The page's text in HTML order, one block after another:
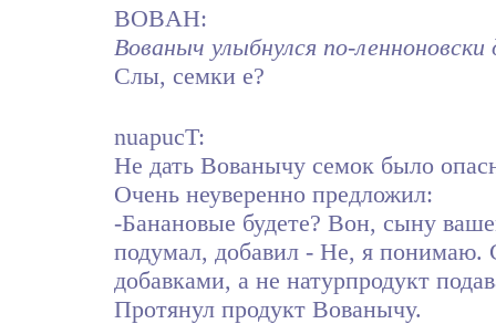
BOBAH:
Вованыч улыбнулся по-
Слы, семки е?
nuapucT:
Не дать Вованычу семок было
Очень неуверенно предложил:
-Банановые будете? Вон, сыну
подумал, добавил - Не, я
добавками, а не натурпродукт
Протянул продукт Вованычу.